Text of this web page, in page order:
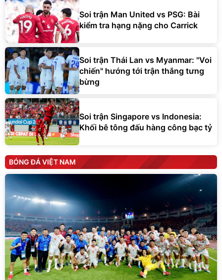
Soi trận Man United vs PSG: Bài
kiểm tra hạng nặng cho Carrick
Soi trận Thái Lan vs Myanmar: "Voi
chiến" hướng tới trận thắng tưng
bừng
Soi trận Singapore vs Indonesia:
Khối bê tông đấu hàng công bạc tỷ
BÓNG ĐÁ VIỆT NAM